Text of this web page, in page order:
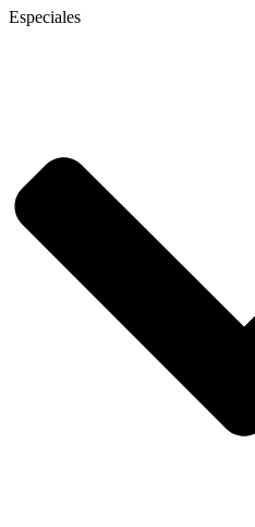
Especiales